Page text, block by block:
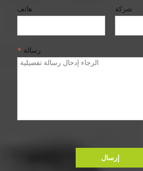
هاتف شركة
* رسالة
إرسال